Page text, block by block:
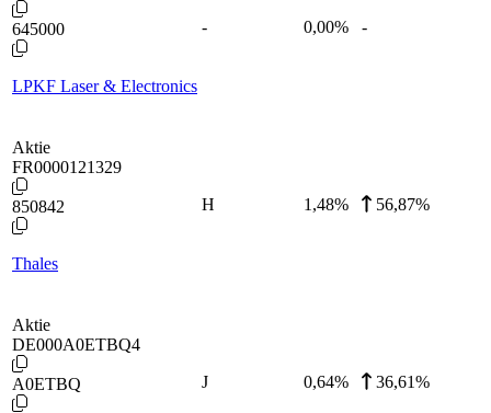
645000
LPKF Laser & Electronics
- 0,00% -
Aktie
FR0000121329
850842
Thales
H 1,48% 56,87%
Aktie
DE000A0ETBQ4
A0ETBQ J 0,64% 36,61%